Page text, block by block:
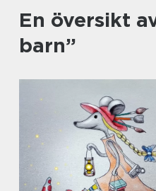
En översikt
barn”